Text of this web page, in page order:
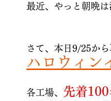
最近、やっと朝晩
さて、本日9/25から
ハロウィン
各工場、 先着